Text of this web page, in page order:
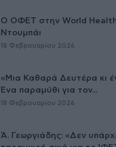
Ο ΟΦΕΤ στην World
Ντουμπάι
18 Φεβρουαρίου 2026
«Μια Καθαρά Δευτέρα κι
Ένα παραμύθι για τον...
18 Φεβρουαρίου 2026
Ά. Γεωργιάδης: «Δεν